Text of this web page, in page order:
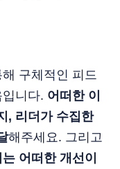
구체적인 피드
니다. 어떠한 이
, 리더가 수집한
해주세요. 그리고
어떠한 개선이